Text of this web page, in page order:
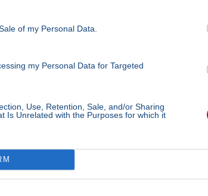
of my Personal Data.
my Personal Data for Targeted
Use, Retention, Sale, and/or Sharing
Is Unrelated with the Purposes for which it
Madrid mérkőzést